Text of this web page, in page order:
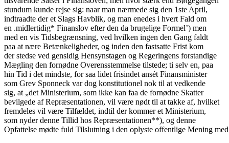
stundum kunde rejse sig: naar man nærmede sig den 1ste April,
indtraadte der et Slags Havblik, og man enedes i hvert Fald om
en .midlertidig* Finanslov efter den da brugelige Formel’) men
med en vis Tidsbegrænsning, ved hvilken ingen den Gang faldt
paa at nære Betænkeligheder, og inden den fastsatte Frist kom
der stedse ved gensidig Hensynstagen og Regeringens forstandige
Mægling den fornødne Overensstemmelse tilstede; ti selv en, paa
hin Tid i det mindste, for saa lidet frisindet ansét Finansminister
som Grev Sponneck var dog konstitutionel nok til at vedkende
sig, at „det Ministerium, som ikke kan faa de fornødne Skatter
bevilgede af Repræsentationen, vil være nødt til at takke af, hvilket
fremdeles vil være Tilfældet, indtil der kommer et Ministerium,
som nyder denne Tillid hos Repræsentationen**), og denne
Opfattelse mødte fuld Tilslutning i den oplyste offentlige Mening med